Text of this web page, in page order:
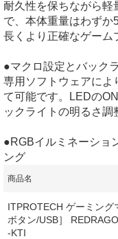
耐久性を保ちながら軽
で、本体重量はわずか
長くより正確なゲーム
●マクロ設定とバック
専用ソフトウェアによ
て可能です。LEDの
ックライトの明るさ調
●RGBイルミネーショ
ング
商品名
ITPROTECH ゲーミン
ボタン/USB］
-KTI